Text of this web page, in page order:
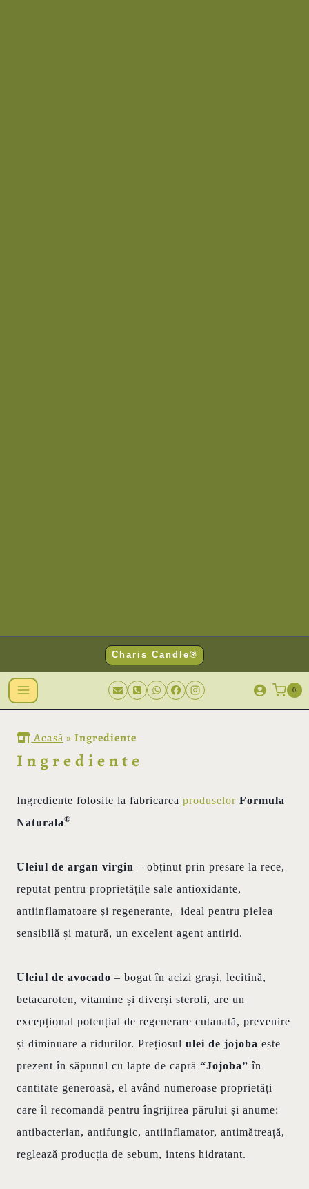
Charis Candle®
0
Acasă » Ingrediente
Ingrediente
Ingrediente folosite la fabricarea produselor Formula
Naturala®
Uleiul de argan virgin – obținut prin presare la rece,
reputat pentru proprietățile sale antioxidante,
antiinflamatoare și regenerante, ideal pentru pielea
sensibilă și matură, un excelent agent antirid.
Uleiul de avocado – bogat în acizi grași, lecitină,
betacaroten, vitamine și diverși steroli, are un
excepțional potențial de regenerare cutanată, prevenire
și diminuare a ridurilor. Prețiosul ulei de jojoba este
prezent în săpunul cu lapte de capră “Jojoba” în
cantitate generoasă, el având numeroase proprietăți
care îl recomandă pentru îngrijirea părului și anume:
antibacterian, antifungic, antiinflamator, antimătreață,
reglează producția de sebum, intens hidratant.